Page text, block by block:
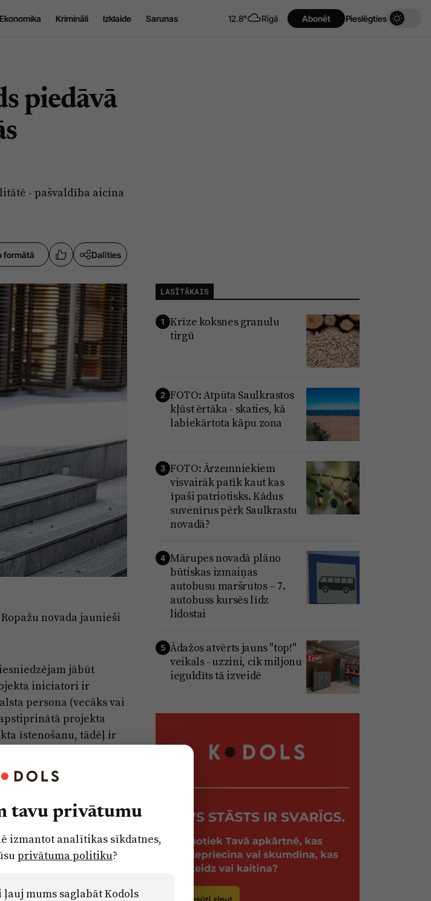
Ekonomika Krimināli Izklaide Sarunas 12.8° Rīgā Abonēt Pieslēgties
piedāvā
- pašvaldība aicina
formātā Dalīties
novada jaunieši
jābūt
iniciatori ir
persona (vecāks vai
projekta
īstenošanu, tādēļ ir
iesaisti vietējās
dzīvesveidu,
labbūtību un citas
jāīsteno Ropažu
LASĪTĀKAIS
1 Krīze koksnes granulu
tirgū
2 FOTO: Atpūta Saulkrastos
kļūst ērtāka - skaties, kā
labiekārtota kāpu zona
3 FOTO: Ārzemniekiem
visvairāk patīk kaut kas
īpaši patriotisks. Kādus
suvenīrus pērk Saulkrastu
novadā?
4 Mārupes novadā plāno
būtiskas izmaiņas
autobusu maršrutos – 7.
autobuss kursēs līdz
lidostai
5 Ādažos atvērts jauns "top!"
veikals - uzzini, cik miljonu
ieguldīts tā izveidē
tavu privātumu
izmantot analītikas sīkdatnes,
privātuma politiku?
mums saglabāt Kodols